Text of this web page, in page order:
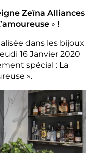
Zeïna Alliances
» !
dans les bijoux
16 Janvier 2020
spécial : La
».